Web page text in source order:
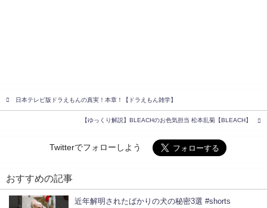
日本テレビ版ドラえもんの真実！本章！【ドラえもん雑学】
【ゆっくり解説】BLEACHのお色気担当 松本乱菊【BLEACH】
Twitterでフォローしよう
おすすめの記事
近年解明されたばかりの犬の秘密3選 #shorts